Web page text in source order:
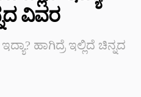
ವಿವರ
ಹಾಗಿದ್ರೆ ಇಲ್ಲಿದೆ ಚಿನ್ನದ